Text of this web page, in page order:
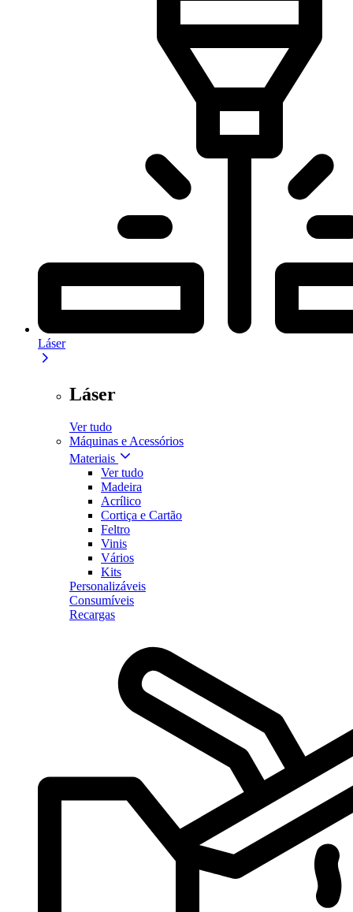
Láser
Láser
Ver tudo
Máquinas e Acessórios
Materiais
Ver tudo
Madeira
Acrílico
Cortiça e Cartão
Feltro
Vinis
Vários
Kits
Personalizáveis
Consumíveis
Recargas